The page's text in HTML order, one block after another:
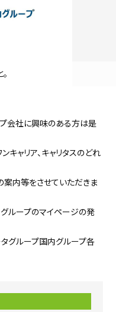
会社に興味のある方は是
キャリア、キャリタスのどれ
案内等をさせていただきま
ループのマイページの発
グループ国内グループ各